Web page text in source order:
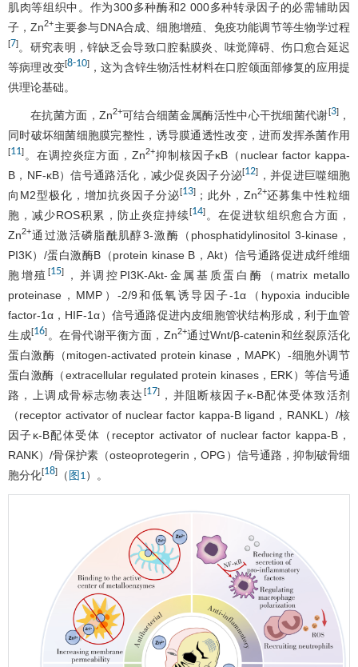
肌肉等组织中。作为300多种酶和2 000多种转录因子的必需辅助因
子，Zn2+主要参与DNA合成、细胞增殖、免疫功能调节等生物学过程
[7] 。研究表明，锌缺乏会导致口腔黏膜炎、味觉障碍、伤口愈合延迟
等病理改变[8-10]，这为含锌生物活性材料在口腔颌面部修复的应用提
供理论基础。
在抗菌方面，Zn2+可结合细菌金属酶活性中心干扰细菌代谢[3]，
同时破坏细菌细胞膜完整性，诱导膜通透性改变，进而发挥杀菌作用
[11] 。在调控炎症方面，Zn2+抑制核因子κB（nuclear factor kappa-
B，NF-κB）信号通路活化，减少促炎因子分泌[12]
，并促进巨噬细胞
向M2型极化，增加抗炎因子分泌[13]；此外，Zn2+还募集中性粒细
胞，减少ROS积累，防止炎症持续[14] 。在促进软组织愈合方面，
Zn2+通过激活磷脂酰肌醇3-激酶（phosphatidylinositol 3-kinase，
PI3K）/蛋白激酶B（protein kinase B，Akt）信号通路促进成纤维细
胞增殖[15]
，并调控PI3K-Akt-金属基质蛋白酶（matrix metallo
proteinase，MMP）-2/9和低氧诱导因子-1α（hypoxia inducible
factor-1α，HIF-1α）信号通路促进内皮细胞管状结构形成，利于血管
生成[16] 。在骨代谢平衡方面，Zn2+通过Wnt/β-catenin和丝裂原活化
蛋白激酶（mitogen-activated protein kinase，MAPK）-细胞外调节
蛋白激酶（extracellular regulated protein kinases，ERK）等信号通
路，上调成骨标志物表达 [17]，并阻断核因子κ-B配体受体致活剂
（receptor activator of nuclear factor kappa-B ligand，RANKL）/核
因子κ-B配体受体（receptor activator of nuclear factor kappa-B，
RANK）/骨保护素（osteoprotegerin，OPG）信号通路，抑制破骨细
胞分化[18] （ 图1）。